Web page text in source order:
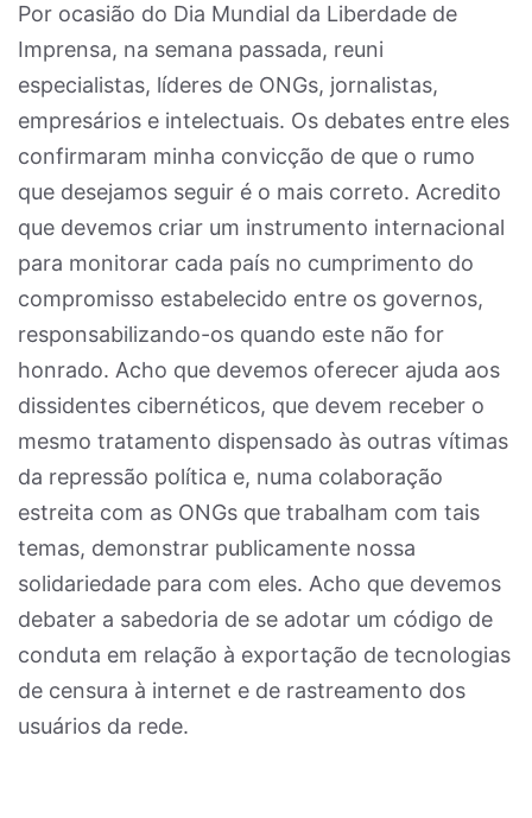
Por ocasião do Dia Mundial da Liberdade de
Imprensa, na semana passada, reuni
especialistas, líderes de ONGs, jornalistas,
empresários e intelectuais. Os debates entre eles
confirmaram minha convicção de que o rumo
que desejamos seguir é o mais correto. Acredito
que devemos criar um instrumento internacional
para monitorar cada país no cumprimento do
compromisso estabelecido entre os governos,
responsabilizando-os quando este não for
honrado. Acho que devemos oferecer ajuda aos
dissidentes cibernéticos, que devem receber o
mesmo tratamento dispensado às outras vítimas
da repressão política e, numa colaboração
estreita com as ONGs que trabalham com tais
temas, demonstrar publicamente nossa
solidariedade para com eles. Acho que devemos
debater a sabedoria de se adotar um código de
conduta em relação à exportação de tecnologias
de censura à internet e de rastreamento dos
usuários da rede.